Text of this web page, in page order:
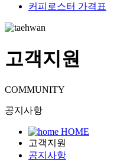
커피로스터 가격표
고객지원
COMMUNITY
공지사항
HOME
고객지원
공지사항